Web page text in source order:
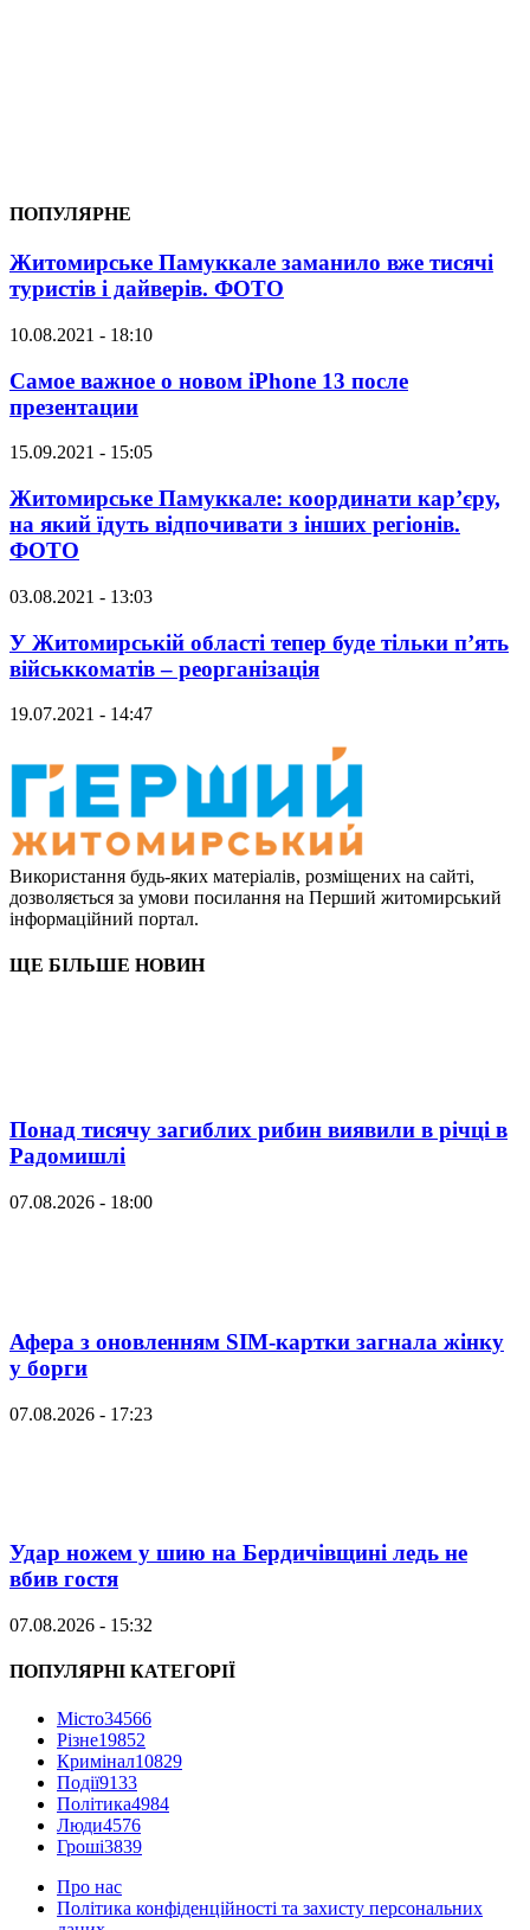
ПОПУЛЯРНЕ
Житомирське Памуккале заманило вже тисячі
туристів і дайверів. ФОТО
10.08.2021 - 18:10
Самое важное о новом iPhone 13 после
презентации
15.09.2021 - 15:05
Житомирське Памуккале: координати кар’єру,
на який їдуть відпочивати з інших регіонів.
ФОТО
03.08.2021 - 13:03
У Житомирській області тепер буде тільки п’ять
військкоматів – реорганізація
19.07.2021 - 14:47
Використання будь-яких матеріалів, розміщених на сайті,
дозволяється за умови посилання на Перший житомирський
інформаційний портал.
ЩЕ БІЛЬШЕ НОВИН
Понад тисячу загиблих рибин виявили в річці в
Радомишлі
07.08.2026 - 18:00
Афера з оновленням SIM-картки загнала жінку
у борги
07.08.2026 - 17:23
Удар ножем у шию на Бердичівщині ледь не
вбив гостя
07.08.2026 - 15:32
ПОПУЛЯРНІ КАТЕГОРІЇ
Місто34566
Різне19852
Кримінал10829
Події9133
Політика4984
Люди4576
Гроші3839
Про нас
Політика конфіденційності та захисту персональних